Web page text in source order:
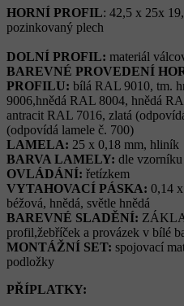
HORNÍ PROFIL: 42,5 x 25x
pozinkovaný plech
DOLNÍ PROFIL: materiál
BAREVNÉ PROVEDENÍ
PROFILU: bílá RAL 9010, tm.
9006,hnědá RAL 8004, hnědá
antracit RAL 7016, zlatá
(odpovídá lamele č. 700)
LAMELA: 25 x 0,18 mm, hliník
BARVA LAMELY: dle vzorníku
OVLÁDÁNÍ: řetízkem
VYTAHOVACÍ PÁSKA: 0,14
béžová, hnědá, světle hnědá
BAREVNÉ SLADĚNÍ:
profil,žebříček a provázek v bílé
MONTÁŽNÍ SET: spojovací
podložky
PŘÍPLATKY: